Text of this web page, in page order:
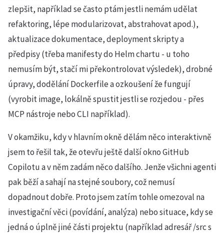
zlepšit, například se často ptám jestli nemám udělat
refaktoring, lépe modularizovat, abstrahovat apod.),
aktualizace dokumentace, deployment skripty a
předpisy (třeba manifesty do Helm chartu - u toho
nemusím být, stačí mi překontrolovat výsledek), drobné
úpravy, dodělání Dockerfile a ozkoušení že fungují
(vyrobit image, lokálně spustit jestli se rozjedou - přes
MCP nástroje nebo CLI například).
V okamžiku, kdy v hlavním okně dělám něco interaktivně
jsem to řešil tak, že otevřu ještě další okno GitHub
Copilotu a v něm zadám něco dalšího. Jenže všichni agenti
pak běží a sahají na stejné soubory, což nemusí
dopadnout dobře. Proto jsem zatím tohle omezoval na
investigační věci (povídání, analýza) nebo situace, kdy se
jedná o úplně jiné části projektu (například adresář /src s